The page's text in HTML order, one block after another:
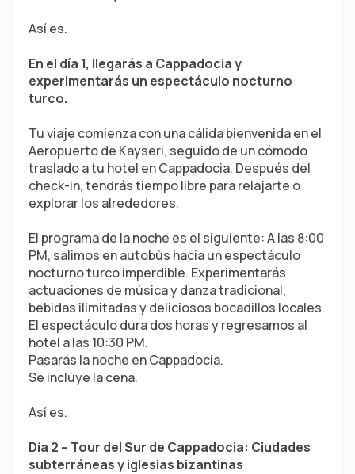
Así es.
En el día 1, llegarás a Cappadocia y
experimentarás un espectáculo nocturno
turco.
Tu viaje comienza con una cálida bienvenida en el
Aeropuerto de Kayseri, seguido de un cómodo
traslado a tu hotel en Cappadocia. Después del
check-in, tendrás tiempo libre para relajarte o
explorar los alrededores.
El programa de la noche es el siguiente: A las 8:00
PM, salimos en autobús hacia un espectáculo
nocturno turco imperdible. Experimentarás
actuaciones de música y danza tradicional,
bebidas ilimitadas y deliciosos bocadillos locales.
El espectáculo dura dos horas y regresamos al
hotel a las 10:30 PM.
Pasarás la noche en Cappadocia.
Se incluye la cena.
Así es.
Día 2 – Tour del Sur de Cappadocia: Ciudades
subterráneas y iglesias bizantinas